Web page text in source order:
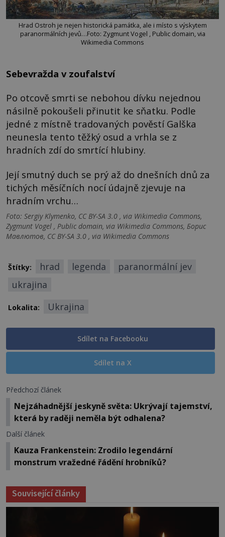
Hrad Ostroh je nejen historická památka, ale i místo s výskytem
paranormálních jevů…Foto: Zygmunt Vogel , Public domain, via
Wikimedia Commons
Sebevražda v zoufalství
Po otcově smrti se nebohou dívku nejednou
násilně pokoušeli přinutit ke sňatku. Podle
jedné z místně tradovaných pověstí Galška
neunesla tento těžký osud a vrhla se z
hradních zdí do smrtící hlubiny.
Její smutný duch se prý až do dnešních dnů za
tichých měsíčních nocí údajně zjevuje na
hradním vrchu…
Foto: Sergiy Klymenko, CC BY-SA 3.0 , via Wikimedia Commons,
Zygmunt Vogel , Public domain, via Wikimedia Commons, Борис
Мавлютов, CC BY-SA 3.0 , via Wikimedia Commons
Štítky: hrad legenda
paranormální jev
ukrajina
Lokalita: Ukrajina
Sdílet na Facebooku
Sdílet na X
Předchozí článek
Nejzáhadnější jeskyně světa: Ukrývají tajemství,
která by raději neměla být odhalena?
Další článek
Kauza Frankenstein: Zrodilo legendární
monstrum vražedné řádění hrobníků?
Související články